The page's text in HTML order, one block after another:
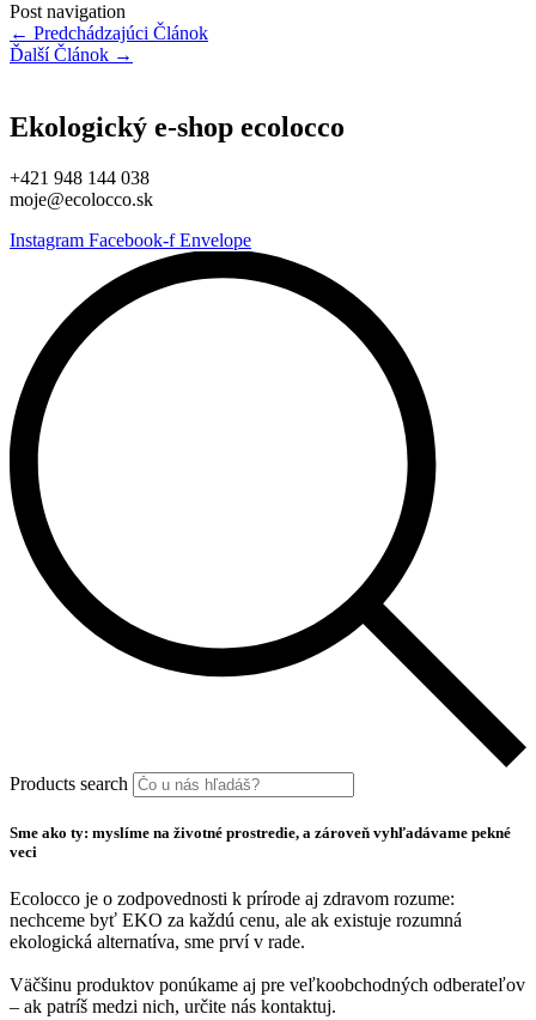
Post navigation
← Predchádzajúci Článok
Ďalší Článok →
Ekologický e-shop ecolocco
+421 948 144 038
moje@ecolocco.sk
Instagram Facebook-f Envelope
Products search
Sme ako ty: myslíme na životné prostredie, a zároveň vyhľadávame pekné
veci
Ecolocco je o zodpovednosti k prírode aj zdravom rozume:
nechceme byť EKO za každú cenu, ale ak existuje rozumná
ekologická alternatíva, sme prví v rade.
Väčšinu produktov ponúkame aj pre veľkoobchodných odberateľov
– ak patríš medzi nich, určite nás kontaktuj.